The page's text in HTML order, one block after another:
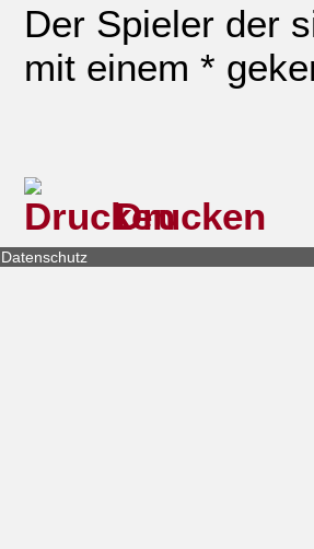
Der Spieler der
mit einem *
Drucken
Datenschutz